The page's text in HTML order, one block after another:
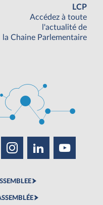
LCP
Accédez à toute
l'actualité de
la Chaine Parlementaire